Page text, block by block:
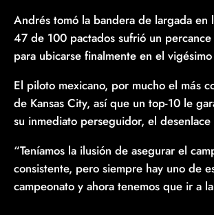
Andrés tomó la bandera de largada en
47 de 100 pactados sufrió un
para ubicarse finalmente en el
El piloto mexicano, por mucho el más
de Kansas City, así que un top-10 le
su inmediato perseguidor, el
“Teníamos la ilusión de asegurar el
consistente, pero siempre hay uno de
campeonato y ahora tenemos que ir a